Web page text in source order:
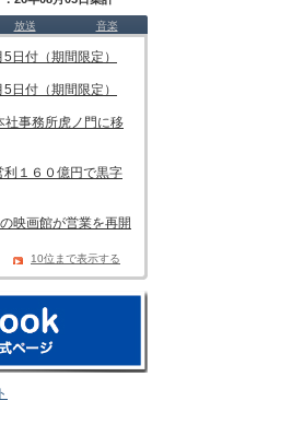
放送 音楽
日付（期間限定）
日付（期間限定）
社事務所虎ノ門に移
利１６０億円で黒字
映画館が営業を再開
10位まで表示する